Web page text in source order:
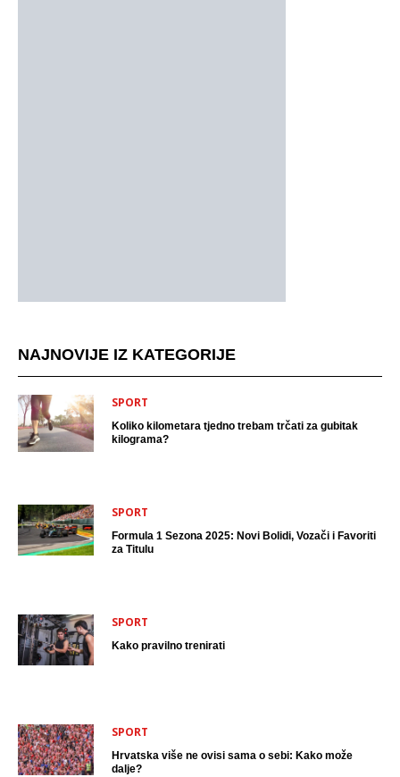
NAJNOVIJE IZ KATEGORIJE
SPORT
Koliko kilometara tjedno trebam trčati za gubitak
kilograma?
SPORT
Formula 1 Sezona 2025: Novi Bolidi, Vozači i Favoriti
za Titulu
SPORT
Kako pravilno trenirati
SPORT
Hrvatska više ne ovisi sama o sebi: Kako može
dalje?